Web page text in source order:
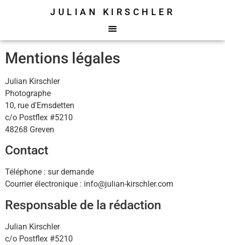
JULIAN KIRSCHLER
Mentions légales
Julian Kirschler
Photographe
10, rue d'Emsdetten
c/o Postflex #5210
48268 Greven
Contact
Téléphone : sur demande
Courrier électronique : info@julian-kirschler.com
Responsable de la rédaction
Julian Kirschler
c/o Postflex #5210